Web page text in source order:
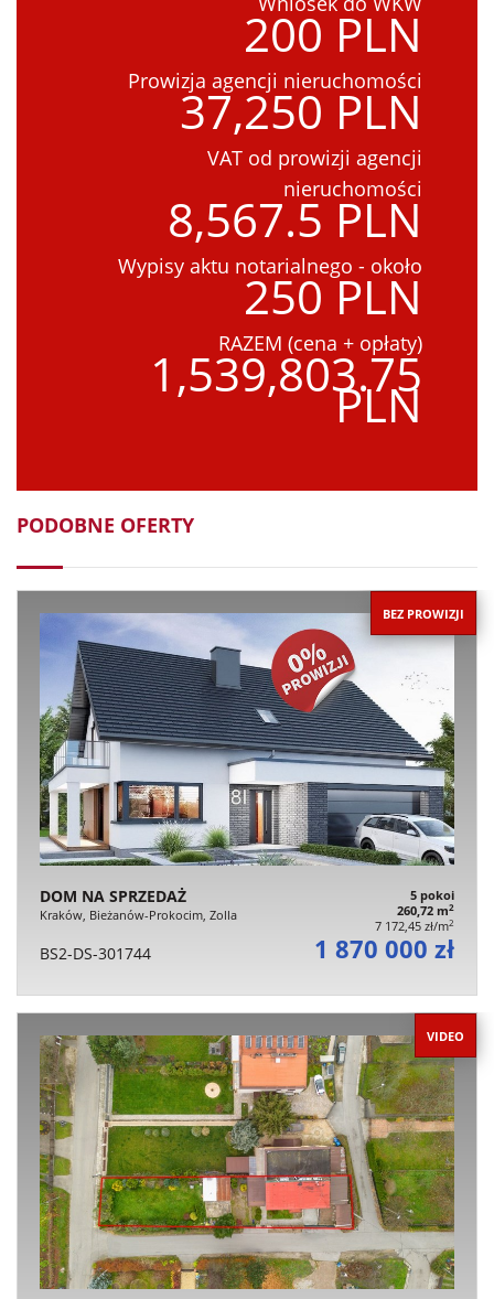
200 PLN
Prowizja agencji nieruchomości
37,250 PLN
VAT od prowizji agencji
nieruchomości
8,567.5 PLN
Wypisy aktu notarialnego - około
250 PLN
RAZEM (cena + opłaty)
1,539,803.75
PLN
PODOBNE OFERTY
BEZ PROWIZJI
DOM NA SPRZEDAŻ
Kraków, Bieżanów-Prokocim, Zolla
5 pokoi
260,72 m2
7 172,45 zł/m2
BS2-DS-301744 1 870 000 zł
VIDEO